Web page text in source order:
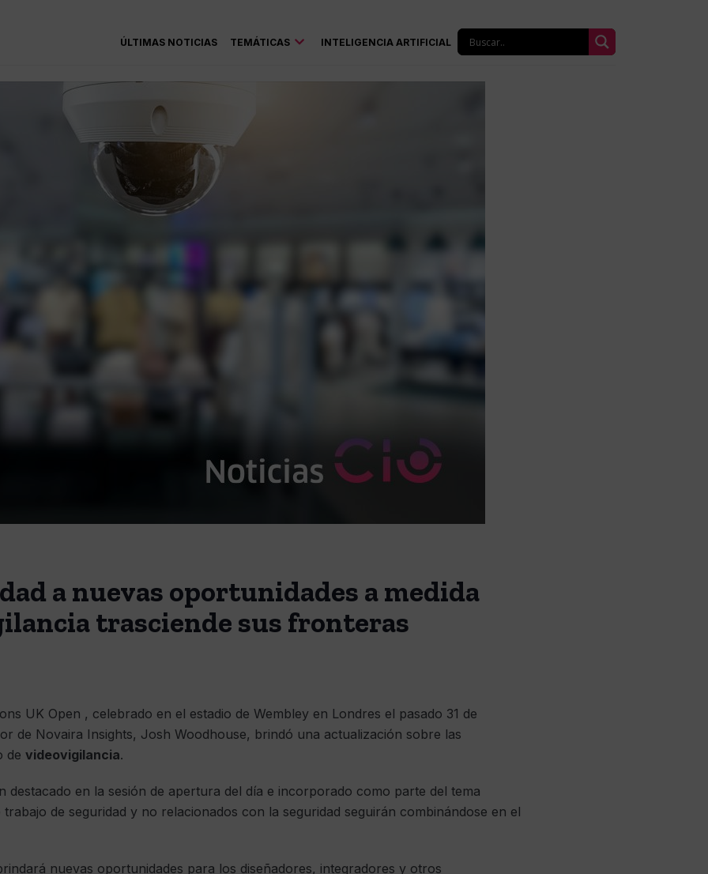
ÚLTIMAS NOTICIAS TEMÁTICAS INTELIGENCIA ARTIFICIAL
a nuevas oportunidades a medida
trasciende sus fronteras
UK Open , celebrado en el estadio de Wembley en Londres el pasado 31 de
de Novaira Insights, Josh Woodhouse, brindó una actualización sobre las
de videovigilancia.
destacado en la sesión de apertura del día e incorporado como parte del tema
de seguridad y no relacionados con la seguridad seguirán combinándose en el
nuevas oportunidades para los diseñadores, integradores y otros